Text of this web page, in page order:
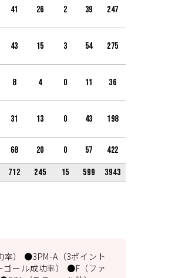
41 26 2 39 247
43 15 3 54 275
8 4 0 11 36
31 13 0 43 198
68 20 0 57 422
712 245 15 599 3943
） ●3PM-A（3ポイント
ール成功率） ●F（ファ